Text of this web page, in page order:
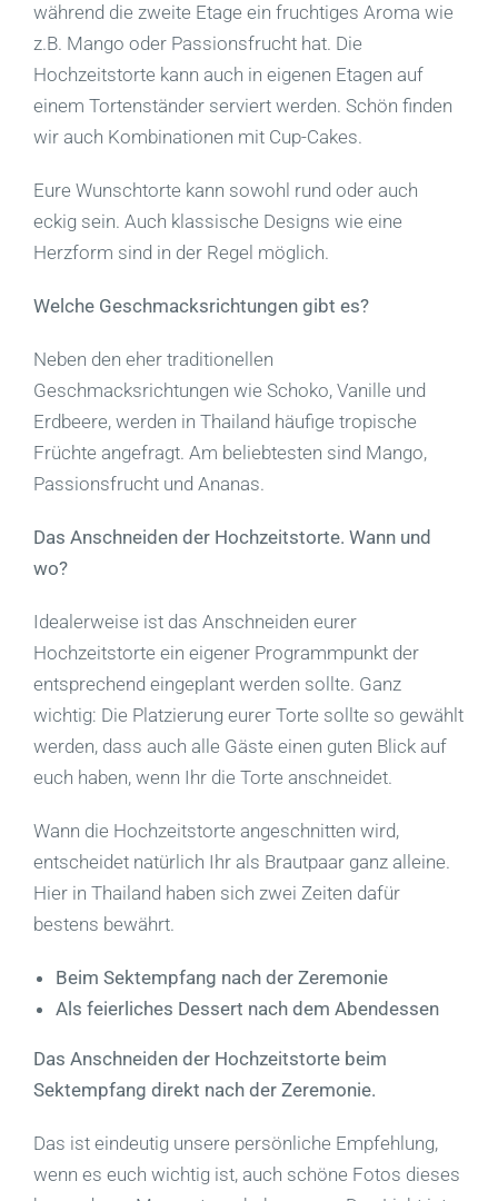
während die zweite Etage ein fruchtiges Aroma wie
z.B. Mango oder Passionsfrucht hat. Die
Hochzeitstorte kann auch in eigenen Etagen auf
einem Tortenständer serviert werden. Schön finden
wir auch Kombinationen mit Cup-Cakes.
Eure Wunschtorte kann sowohl rund oder auch
eckig sein. Auch klassische Designs wie eine
Herzform sind in der Regel möglich.
Welche Geschmacksrichtungen gibt es?
Neben den eher traditionellen
Geschmacksrichtungen wie Schoko, Vanille und
Erdbeere, werden in Thailand häufige tropische
Früchte angefragt. Am beliebtesten sind Mango,
Passionsfrucht und Ananas.
Das Anschneiden der Hochzeitstorte. Wann und
wo?
Idealerweise ist das Anschneiden eurer
Hochzeitstorte ein eigener Programmpunkt der
entsprechend eingeplant werden sollte. Ganz
wichtig: Die Platzierung eurer Torte sollte so gewählt
werden, dass auch alle Gäste einen guten Blick auf
euch haben, wenn Ihr die Torte anschneidet.
Wann die Hochzeitstorte angeschnitten wird,
entscheidet natürlich Ihr als Brautpaar ganz alleine.
Hier in Thailand haben sich zwei Zeiten dafür
bestens bewährt.
Beim Sektempfang nach der Zeremonie
Als feierliches Dessert nach dem Abendessen
Das Anschneiden der Hochzeitstorte beim
Sektempfang direkt nach der Zeremonie.
Das ist eindeutig unsere persönliche Empfehlung,
wenn es euch wichtig ist, auch schöne Fotos dieses